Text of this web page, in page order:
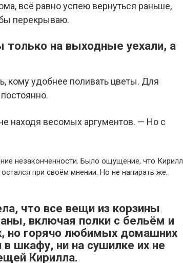
всё равно успею вернуться раньше,
перекрываю.
на выходные уехали, а
кому удобнее поливать цветы. Для
находя весомых аргументов. — Но с
незаконченности. Было ощущение, что Кирилл
при своём мнении. Но не напирать же.
что все вещи из корзины
включая полки с бельём и
но горячо любимых домашних
шкафу, ни на сушилке их не
Кирилла.